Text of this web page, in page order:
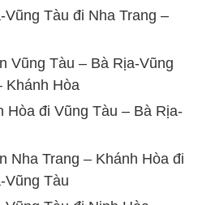
Tàu đi Nha Trang –
Vũng Tàu – Bà Rịa-Vũng
Khánh Hòa
Hòa đi Vũng Tàu – Bà Rịa-
Nha Trang – Khánh Hòa đi
Vũng Tàu